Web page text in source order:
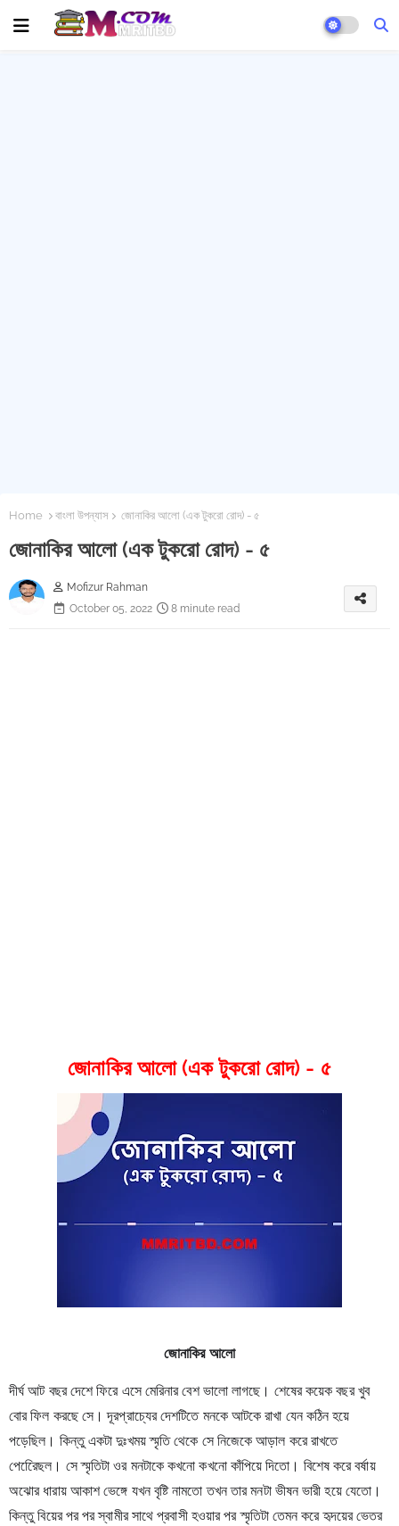
Home বাংলা উপন্যাস জোনাকির আলো (এক টুকরো রোদ) - ৫
জোনাকির আলো (এক টুকরো রোদ) - ৫
Mofizur Rahman
October 05, 2022
8 minute read
জোনাকির আলো (এক টুকরো রোদ) - ৫
জোনাকির আলো
দীর্ঘ আট বছর দেশে ফিরে এসে মেরিনার বেশ ভালো লাগছে। শেষের কয়েক বছর খুব
বোর ফিল করছে সে। দূরপ্রাচ্যের দেশটিতে মনকে আটকে রাখা যেন কঠিন হয়ে
পড়েছিল। কিন্তু একটা দুঃখময় স্মৃতি থেকে সে নিজেকে আড়াল করে রাখতে
পেরেিেছল। সে স্মৃতিটা ওর মনটাকে কখনো কখনো কাঁপিয়ে দিতো। বিশেষ করে বর্ষায়
অঝোর ধারায় আকাশ ভেঙ্গে যখন বৃষ্টি নামতো তখন তার মনটা ভীষন ভারী হয়ে যেতো।
কিন্তু বিয়ের পর পর স্বামীর সাথে প্রবাসী হওয়ার পর স্মৃতিটা তেমন করে হৃদয়ের ভেতর